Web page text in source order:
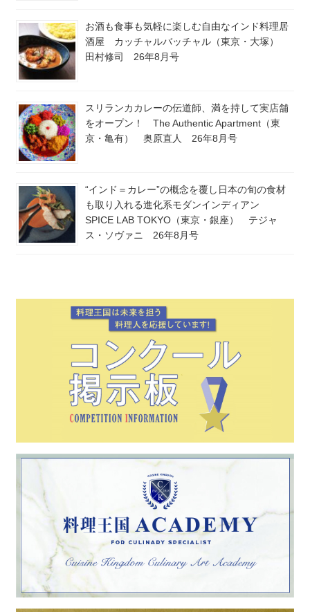
お酒も食事も気軽に楽しむ自由なインド料理居
酒屋 カッチャルバッチャル（東京・大塚）
田村修司 26年8月号
スリランカカレーの伝道師、満を持して実店舗
をオープン！ The Authentic Apartment（東
京・亀有） 奥原直人 26年8月号
“インド＝カレー”の概念を覆し日本の旬の食材
も取り入れる進化系モダンインディアン
SPICE LAB TOKYO（東京・銀座） テジャ
ス・ソヴァニ 26年8月号